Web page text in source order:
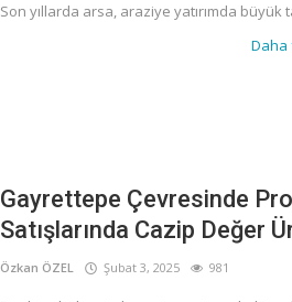
Son yıllarda arsa, araziye yatırımda büyük
Daha
Gayrettepe Çevresinde
Satışlarında Cazip Değer
Özkan ÖZEL Şubat 3, 2025 981